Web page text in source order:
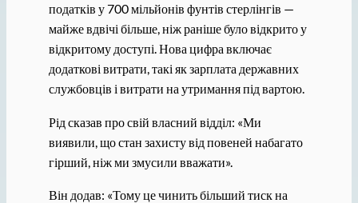
податків у 700 мільйонів фунтів стерлінгів —
майже вдвічі більше, ніж раніше було відкрито у
відкритому доступі. Нова цифра включає
додаткові витрати, такі як зарплата державних
службовців і витрати на утримання під вартою.
Рід сказав про свій власний відділ: «Ми
виявили, що стан захисту від повеней набагато
гірший, ніж ми змусили вважати».
Він додав: «Тому це чинить більший тиск на